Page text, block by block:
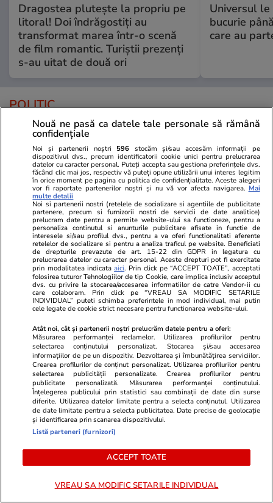
Dragostea plutește la propriu pe
litoral! Doi îndrăgostiți au
transformat marea într-o scenă
de film romantic. Turiștii prezenți
s-au uitat de două ori
Universul
bucurie
care au
POLITIC
Analiză
Politică 21:00
Marii câștigători ai legii
salarizării unitare:
parlamentarii. Lefuri mărite în
următorii ani cu sume cuprinse
în 5.000 și 7.000 de lei
Politică 15:14
Ciprian Ciucu, despre „bombele
bugetare” de 20 de ani de la
Primăria Capitalei: „Acoperi o
gaură, apare alta”
PARTENERI
Nouă ne pasă ca datele tale personale să rămână
confidențiale
Noi și partenerii noștri 596 stocăm și/sau accesăm informații pe
dispozitivul dvs., precum identificatorii cookie unici pentru prelucrarea
datelor cu caracter personal. Puteți accepta sau gestiona preferințele dvs.
făcând clic mai jos, respectiv vă puteți opune utilizării unui interes legitim
în orice moment pe pagina cu politica de confidențialitate. Aceste alegeri
vor fi raportate partenerilor noștri și nu vă vor afecta navigarea. Mai
multe detalii
Noi si partenerii nostri (retelele de socializare si agentiile de publicitate
partenere, precum si furnizorii nostri de servicii de date analitice)
prelucram date pentru a permite website-ului sa functioneze, pentru a
personaliza continutul si anunturile publicitare afisate in functie de
interesele si/sau profilul dvs., pentru a va oferi functionalitati aferente
retelelor de socializare si pentru a analiza traficul pe website. Beneficiati
de drepturile prevazute de art. 15-22 din GDPR in legatura cu
prelucrarea datelor cu caracter personal. Aceste drepturi pot fi exercitate
prin modalitatea indicataaici. Prin click pe “ACCEPT TOATE”, acceptati
folosirea tuturor Tehnologiilor de tip Cookie, care implica inclusiv acceptul
dvs. cu privire la stocarea/accesarea informatiilor de catre Vendor-ii cu
care colaboram. Prin click pe “VREAU SA MODIFIC SETARILE
INDIVIDUAL” puteti schimba preferintele in mod individual, mai putin
cele legate de cookie strict necesare pentru functionarea website-ului.
Atât noi, cât și partenerii noștri prelucrăm datele pentru a oferi:
Măsurarea performanței reclamelor. Utilizarea profilurilor pentru
selectarea conținutului personalizat. Stocarea și/sau accesarea
informațiilor de pe un dispozitiv. Dezvoltarea și îmbunătățirea serviciilor.
Crearea profilurilor de conținut personalizat. Utilizarea profilurilor pentru
selectarea publicității personalizate. Crearea profilurilor pentru
publicitate personalizată. Măsurarea performanței conținutului.
Înțelegerea publicului prin statistici sau combinații de date din surse
diferite. Utilizarea datelor limitate pentru a selecta conținutul. Utilizarea
de date limitate pentru a selecta publicitatea. Date precise de geolocație
și identificarea prin scanarea dispozitivului.
Listă parteneri (furnizori)
ACCEPT TOATE
VREAU SA MODIFIC SETARILE INDIVIDUAL